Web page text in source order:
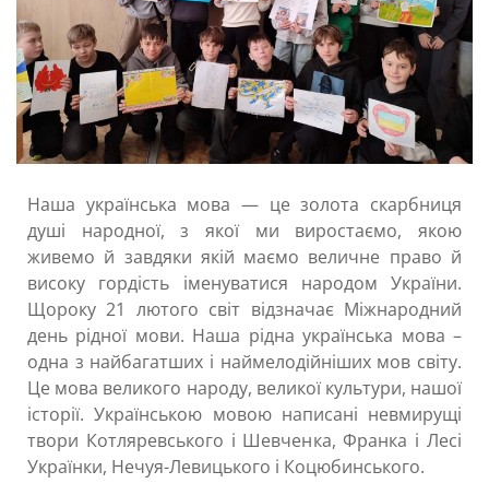
Наша українська мова — це золота скарбниця
душі народної, з якої ми виростаємо, якою
живемо й завдяки якій маємо величне право й
високу гордість іменуватися народом України.
Щороку 21 лютого світ відзначає Міжнародний
день рідної мови. Наша рідна українська мова –
одна з найбагатших і наймелодійніших мов світу.
Це мова великого народу, великої культури, нашої
історії. Українською мовою написані невмирущі
твори Котляревського і Шевченка, Франка і Лесі
Українки, Нечуя-Левицького і Коцюбинського.